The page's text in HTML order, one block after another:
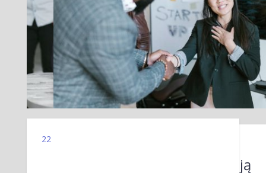
Dlaczego Branże Potrzebują
22